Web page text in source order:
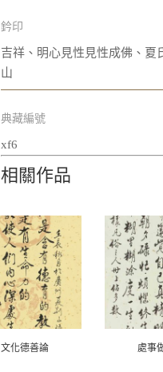
鈐印
吉祥、明心見性見性成佛、夏
山
典藏編號
xf6
相關作品
文化德善論 處事